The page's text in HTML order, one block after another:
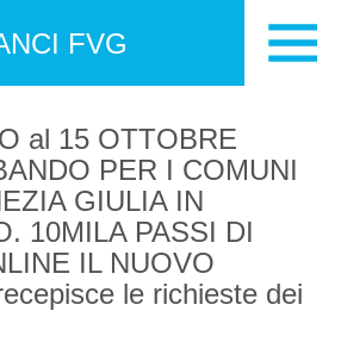
FVG
al 15 OTTOBRE
PER I COMUNI
GIULIA IN
10MILA PASSI DI
IL NUOVO
le richieste dei